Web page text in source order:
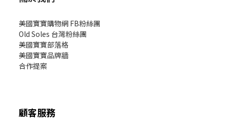
美國寶寶購物網 FB粉絲團
Old Soles 台灣粉絲團
美國寶寶部落格
美國寶寶品牌牆
合作提案
顧客服務